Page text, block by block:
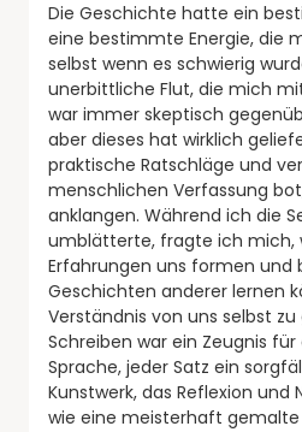
Die Geschichte hatte ein
eine bestimmte Energie, die
selbst wenn es schwierig
unerbittliche Flut, die mich
war immer skeptisch
aber dieses hat wirklich
praktische Ratschläge und
menschlichen Verfassung
anklangen. Während ich die
umblätterte, fragte ich mich,
Erfahrungen uns formen und
Geschichten anderer lernen
Verständnis von uns selbst zu
Schreiben war ein Zeugnis
Sprache, jeder Satz ein
Kunstwerk, das Reflexion und
wie eine meisterhaft